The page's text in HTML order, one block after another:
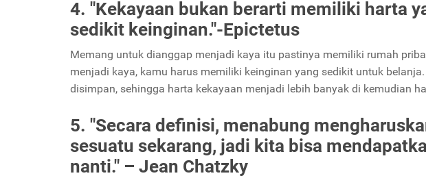
4. "Kekayaan bukan berarti memiliki harta
sedikit keinginan."-Epictetus
Memang untuk dianggap menjadi kaya itu pastinya memiliki rumah
menjadi kaya, kamu harus memiliki keinginan yang sedikit untuk
disimpan, sehingga harta kekayaan menjadi lebih banyak di kemudian
5. "Secara definisi, menabung
sesuatu sekarang, jadi kita bisa
nanti." – Jean Chatzky